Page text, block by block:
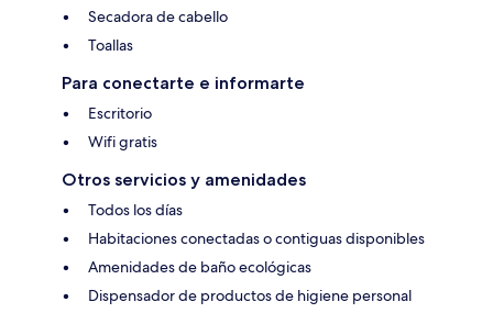
Secadora de cabello
Toallas
Para conectarte e informarte
Escritorio
Wifi gratis
Otros servicios y amenidades
Todos los días
Habitaciones conectadas o contiguas disponibles
Amenidades de baño ecológicas
Dispensador de productos de higiene personal